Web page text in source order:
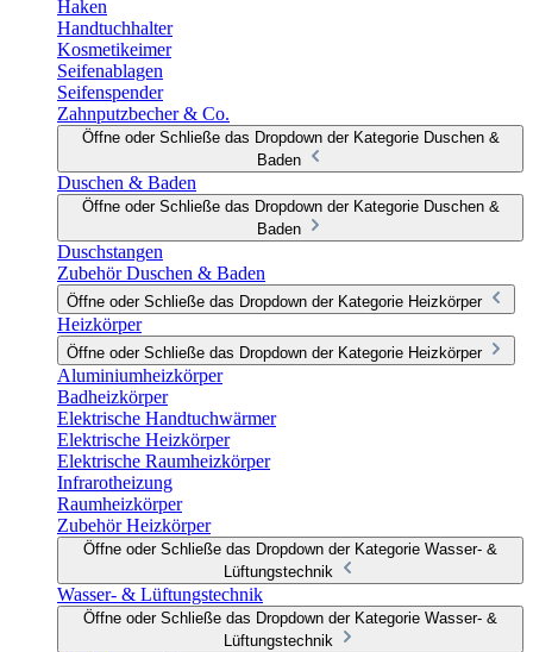
Haken
Handtuchhalter
Kosmetikeimer
Seifenablagen
Seifenspender
Zahnputzbecher & Co.
Öffne oder Schließe das Dropdown der Kategorie Duschen &
Baden
Duschen & Baden
Öffne oder Schließe das Dropdown der Kategorie Duschen &
Baden
Duschstangen
Zubehör Duschen & Baden
Öffne oder Schließe das Dropdown der Kategorie Heizkörper
Heizkörper
Öffne oder Schließe das Dropdown der Kategorie Heizkörper
Aluminiumheizkörper
Badheizkörper
Elektrische Handtuchwärmer
Elektrische Heizkörper
Elektrische Raumheizkörper
Infrarotheizung
Raumheizkörper
Zubehör Heizkörper
Öffne oder Schließe das Dropdown der Kategorie Wasser- &
Lüftungstechnik
Wasser- & Lüftungstechnik
Öffne oder Schließe das Dropdown der Kategorie Wasser- &
Lüftungstechnik